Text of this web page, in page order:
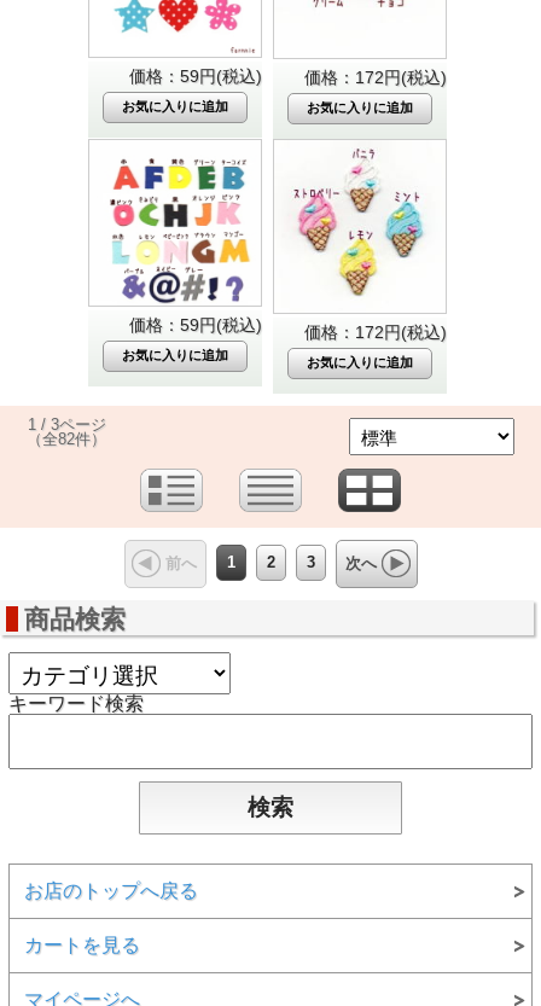
価格：59円(税込) 価格：172円(税込)
価格：59円(税込) 価格：172円(税込)
1 / 3ページ
（全82件）
前へ 1 2 3 次へ
商品検索
キーワード検索
お店のトップへ戻る
カートを見る
マイページへ